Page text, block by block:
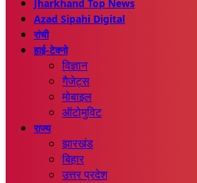
Jharkhand Top News
Azad Sipahi Digital
रांची
हाई-टेक्नो
विज्ञान
गैजेट्स
मोबाइल
ऑटोमुविट
राज्य
झारखंड
बिहार
उत्तर प्रदेश